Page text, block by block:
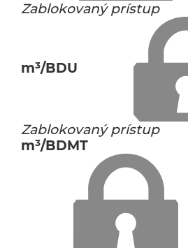
Zablokovaný prístup
m³/BDU
Zablokovaný prístup
m³/BDMT